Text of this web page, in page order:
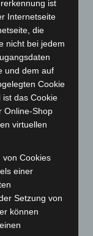
ist
Internetseite
die
nicht bei jedem
und dem auf
Cookie
ist das Cookie
Online-Shop
virtuellen
von Cookies
einer
Setzung von
können